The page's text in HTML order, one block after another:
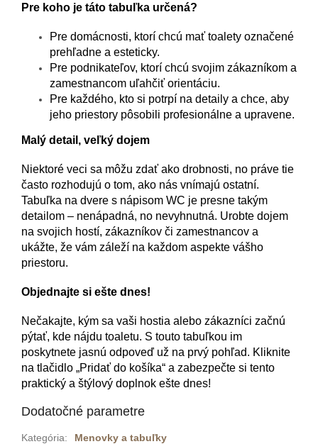
Pre koho je táto tabuľka určená?
Pre domácnosti, ktorí chcú mať toalety označené
prehľadne a esteticky.
Pre podnikateľov, ktorí chcú svojim zákazníkom a
zamestnancom uľahčiť orientáciu.
Pre každého, kto si potrpí na detaily a chce, aby
jeho priestory pôsobili profesionálne a upravene.
Malý detail, veľký dojem
Niektoré veci sa môžu zdať ako drobnosti, no práve tie
často rozhodujú o tom, ako nás vnímajú ostatní.
Tabuľka na dvere s nápisom WC je presne takým
detailom – nenápadná, no nevyhnutná. Urobte dojem
na svojich hostí, zákazníkov či zamestnancov a
ukážte, že vám záleží na každom aspekte vášho
priestoru.
Objednajte si ešte dnes!
Nečakajte, kým sa vaši hostia alebo zákazníci začnú
pýtať, kde nájdu toaletu. S touto tabuľkou im
poskytnete jasnú odpoveď už na prvý pohľad. Kliknite
na tlačidlo „Pridať do košíka“ a zabezpečte si tento
praktický a štýlový doplnok ešte dnes!
Dodatočné parametre
Kategória:
Menovky a tabuľky